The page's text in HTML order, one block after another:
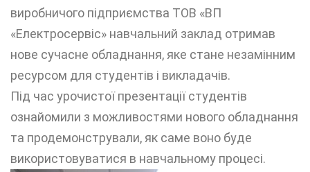
виробничого підприємства ТОВ «ВП
«Електросервіс» навчальний заклад отримав
нове сучасне обладнання, яке стане незамінним
ресурсом для студентів і викладачів.
Під час урочистої презентації студентів
ознайомили з можливостями нового обладнання
та продемонстрували, як саме воно буде
використовуватися в навчальному процесі.